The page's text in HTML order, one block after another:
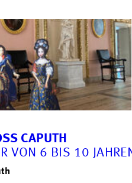
CAPUTH
VON 6 BIS 10